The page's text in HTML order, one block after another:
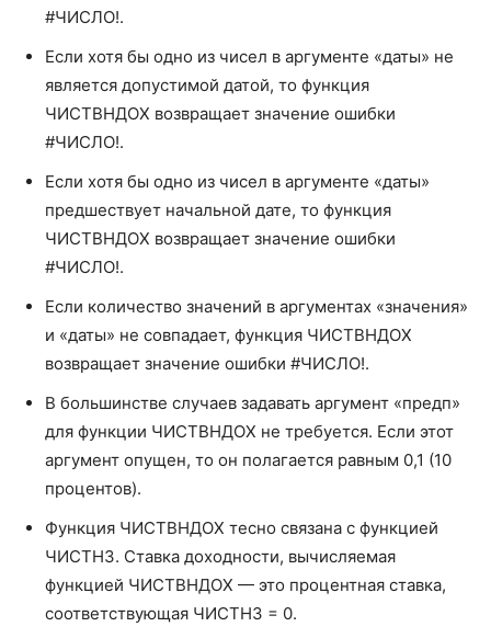
#ЧИСЛО!.
Если хотя бы одно из чисел в аргументе «даты» не
является допустимой датой, то функция
ЧИСТВНДОХ возвращает значение ошибки
#ЧИСЛО!.
Если хотя бы одно из чисел в аргументе «даты»
предшествует начальной дате, то функция
ЧИСТВНДОХ возвращает значение ошибки
#ЧИСЛО!.
Если количество значений в аргументах «значения»
и «даты» не совпадает, функция ЧИСТВНДОХ
возвращает значение ошибки #ЧИСЛО!.
В большинстве случаев задавать аргумент «предп»
для функции ЧИСТВНДОХ не требуется. Если этот
аргумент опущен, то он полагается равным 0,1 (10
процентов).
Функция ЧИСТВНДОХ тесно связана с функцией
ЧИСТНЗ. Ставка доходности, вычисляемая
функцией ЧИСТВНДОХ — это процентная ставка,
соответствующая ЧИСТНЗ = 0.